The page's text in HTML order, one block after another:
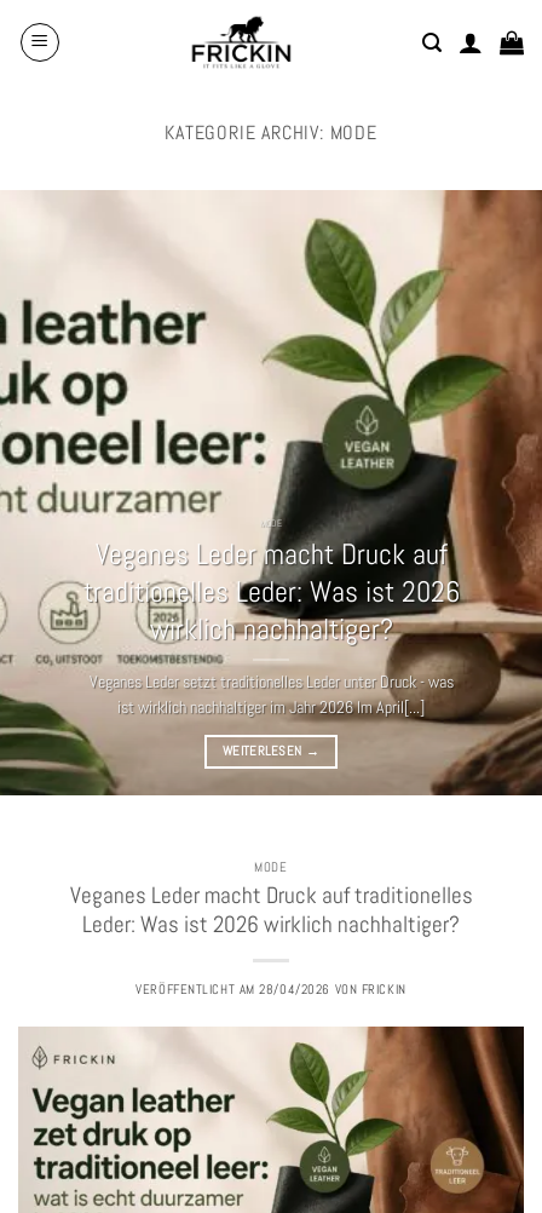
Inhalt
KATEGORIE ARCHIV: MODE
MODE
Veganes Leder macht Druck auf
traditionelles Leder: Was ist 2026
wirklich nachhaltiger?
Veganes Leder setzt traditionelles Leder unter Druck - was
ist wirklich nachhaltiger im Jahr 2026 Im April[...]
WEITERLESEN →
MODE
Veganes Leder macht Druck auf traditionelles
Leder: Was ist 2026 wirklich nachhaltiger?
VERÖFFENTLICHT AM28/04/2026 VON FRICKIN